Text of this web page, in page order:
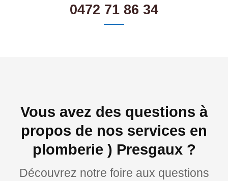
0472 71 86 34
Vous avez des questions à
propos de nos services en
plomberie ) Presgaux ?
Découvrez notre foire aux questions